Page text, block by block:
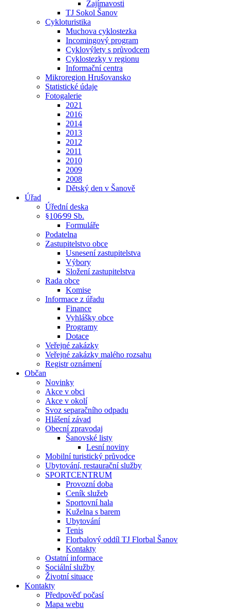
Zajímavosti
TJ Sokol Šanov
Cykloturistika
Muchova cyklostezka
Incomingový program
Cyklovýlety s průvodcem
Cyklostezky v regionu
Informační centra
Mikroregion Hrušovansko
Statistické údaje
Fotogalerie
2021
2016
2014
2013
2012
2011
2010
2009
2008
Dětský den v Šanově
Úřad
Úřední deska
§106⁄99 Sb.
Formuláře
Podatelna
Zastupitelstvo obce
Usnesení zastupitelstva
Výbory
Složení zastupitelstva
Rada obce
Komise
Informace z úřadu
Finance
Vyhlášky obce
Programy
Dotace
Veřejné zakázky
Veřejné zakázky malého rozsahu
Registr oznámení
Občan
Novinky
Akce v obci
Akce v okolí
Svoz separačního odpadu
Hlášení závad
Obecní zpravodaj
Šanovské listy
Lesní noviny
Mobilní turistický průvodce
Ubytování, restaurační služby
SPORTCENTRUM
Provozní doba
Ceník služeb
Sportovní hala
Kuželna s barem
Ubytování
Tenis
Florbalový oddíl TJ Florbal Šanov
Kontakty
Ostatní informace
Sociální služby
Životní situace
Kontakty
Předpověď počasí
Mapa webu